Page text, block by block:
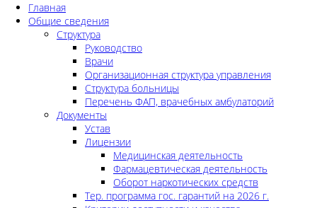
Главная
Общие сведения
Структура
Руководство
Врачи
Организационная структура управления
Структура больницы
Перечень ФАП, врачебных амбулаторий
Документы
Устав
Лицензии
Медицинская деятельность
Фармацевтическая деятельность
Оборот наркотических средств
Тер. программа гос. гарантий на 2026 г.